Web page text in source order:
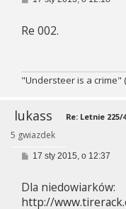
t
Re 002.
"Understeer is a crime"
lukass
5 gwiazdek
Re: Letnie 225/
P
t
17 sty 2015, o 12:37
Dla niedowiarków:
http://